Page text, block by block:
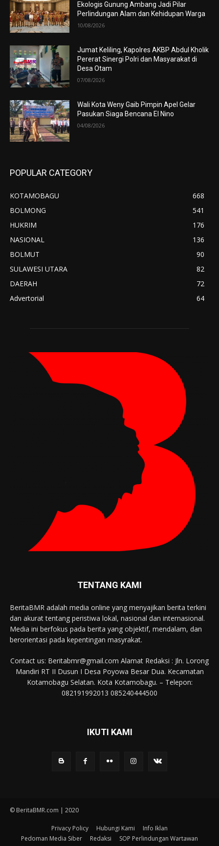
Ekologis Gunung Ambang Jadi Pilar
Perlindungan Alam dan Kehidupan Warga
10/08/2026
Jumat Keliling, Kapolres AKBP Abdul Kholik
Pererat Sinergi Polri dan Masyarakat di
Desa Otam
07/08/2026
Wali Kota Weny Gaib Pimpin Apel Gelar
Pasukan Siaga Bencana El Nino
04/08/2026
POPULAR CATEGORY
KOTAMOBAGU
668
BOLMONG
541
HUKRIM
176
NASIONAL
136
BOLMUT
90
SULAWESI UTARA
82
DAERAH
72
Advertorial
64
TENTANG KAMI
BeritaBMR adalah media online yang menyajikan berita terkini
dan akurat tentang peristiwa lokal, nasional dan internasional.
Media ini berfokus pada berita yang objektif, mendalam, dan
berorientasi pada kepentingan masyrakat.
Contact us: Beritabmr@gmail.com Alamat Redaksi : Jln. Lorong
Mandiri RT II Dusun I Desa Poyowa Besar Dua. Kecamatan
Kotamobagu Selatan. Kota Kotamobagu. – Telepon:
082191992013 085240444500
IKUTI KAMI
© BeritaBMR.com | 2020
Privacy Policy Hubungi Kami
Info Iklan
Pedoman Media Siber
Redaksi
SOP Perlindungan Wartawan